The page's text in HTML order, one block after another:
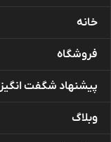
خانه
فروشگاه
پیشنهاد شگفت انگیز
وبلاگ